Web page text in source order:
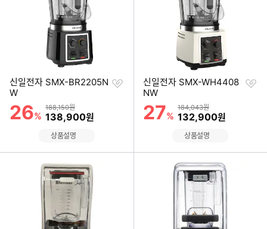
신일전자 SMX-BR2205N
W
할인률
26%
상품금액
188,150원
할인금액
138,900원
찜
상품설명
신일전자 SMX-WH4408
NW
할인률
27%
상품금액
184,043원
할인금액
132,900원
찜
상품설명